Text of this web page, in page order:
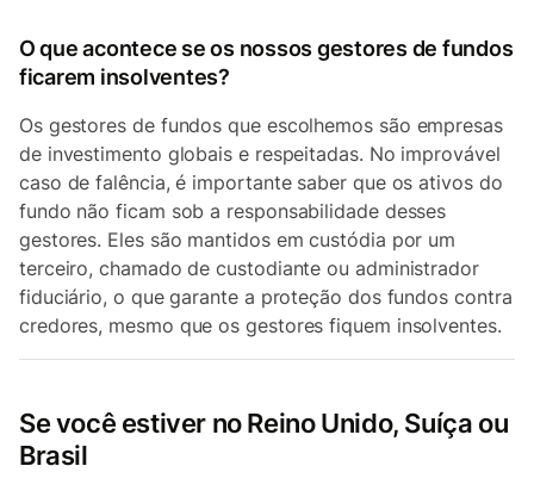
O que acontece se os nossos gestores de fundos
ficarem insolventes?
Os gestores de fundos que escolhemos são empresas
de investimento globais e respeitadas. No improvável
caso de falência, é importante saber que os ativos do
fundo não ficam sob a responsabilidade desses
gestores. Eles são mantidos em custódia por um
terceiro, chamado de custodiante ou administrador
fiduciário, o que garante a proteção dos fundos contra
credores, mesmo que os gestores fiquem insolventes.
Se você estiver no Reino Unido, Suíça ou
Brasil